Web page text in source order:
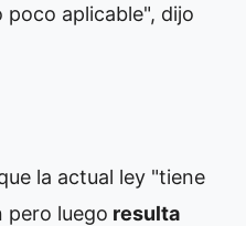
poco aplicable", dijo
la actual ley "tiene
pero luego resulta